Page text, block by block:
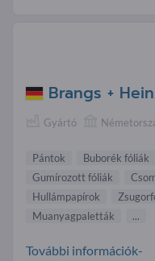
Brangs +
Gyártó
Pántok Buborék fóliák
Gumírozott fóliák
Hullámpapírok
Muanyagpaletták
...
További információk-